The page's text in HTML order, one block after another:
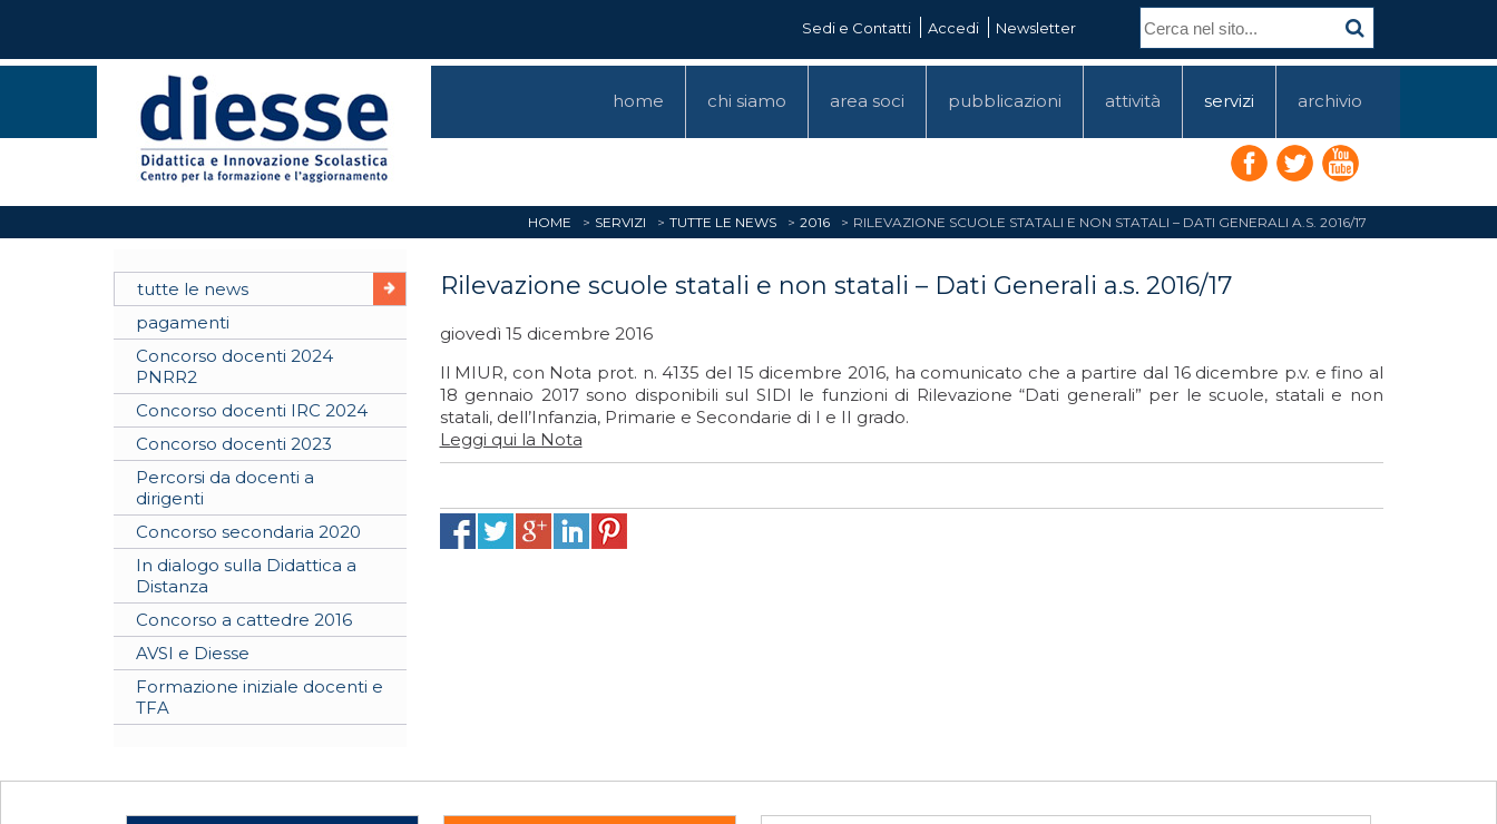
Sedi e Contatti Accedi Newsletter
home chi siamo area soci pubblicazioni attività servizi archivio
HOME SERVIZI TUTTE LE NEWS 2016 RILEVAZIONE SCUOLE STATALI E NON STATALI – DATI GENERALI A.S. 2016/17
tutte le news
pagamenti
Concorso docenti 2024
PNRR2
Concorso docenti IRC 2024
Concorso docenti 2023
Percorsi da docenti a
dirigenti
Concorso secondaria 2020
In dialogo sulla Didattica a
Distanza
Concorso a cattedre 2016
AVSI e Diesse
Formazione iniziale docenti e
TFA
Rilevazione scuole statali e non statali – Dati Generali a.s. 2016/17
giovedì 15 dicembre 2016
Il MIUR, con Nota prot. n. 4135 del 15 dicembre 2016, ha comunicato che a partire dal 16 dicembre p.v. e fino al
18 gennaio 2017 sono disponibili sul SIDI le funzioni di Rilevazione “Dati generali” per le scuole, statali e non
statali, dell’Infanzia, Primarie e Secondarie di I e II grado.
Leggi qui la Nota